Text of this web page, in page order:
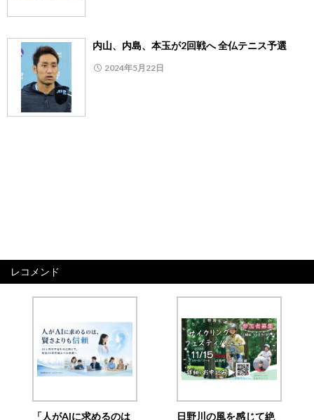
内山、内島、本玉が2回戦へ 全仏テニス予選
2024年5月22日
レコメンド
「人がAIに求めるのは
日野川の風を感じて絶